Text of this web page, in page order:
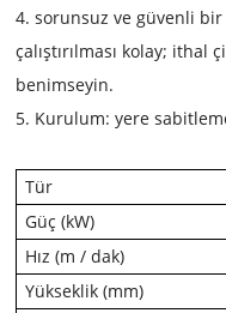
4. sorunsuz ve güvenli bir
çalıştırılması kolay;
benimseyin.
5. Kurulum: yere
Tür
Güç (kW)
Hız (m / dak)
Yükseklik (mm)